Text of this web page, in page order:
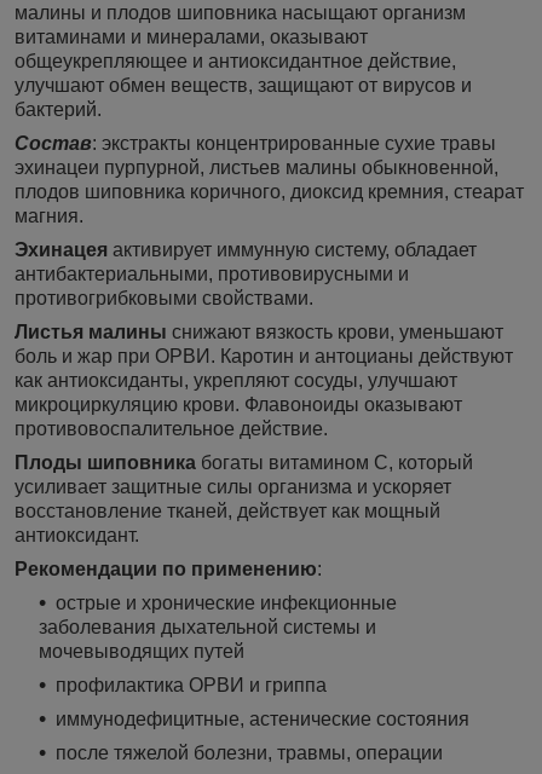
малины и плодов шиповника насыщают организм
витаминами и минералами, оказывают
общеукрепляющее и антиоксидантное действие,
улучшают обмен веществ, защищают от вирусов и
бактерий.
Состав: экстракты концентрированные сухие травы
эхинацеи пурпурной, листьев малины обыкновенной,
плодов шиповника коричного, диоксид кремния, стеарат
магния.
Эхинацея активирует иммунную систему, обладает
антибактериальными, противовирусными и
противогрибковыми свойствами.
Листья малины снижают вязкость крови, уменьшают
боль и жар при ОРВИ. Каротин и антоцианы действуют
как антиоксиданты, укрепляют сосуды, улучшают
микроциркуляцию крови. Флавоноиды оказывают
противовоспалительное действие.
Плоды шиповника богаты витамином C, который
усиливает защитные силы организма и ускоряет
восстановление тканей, действует как мощный
антиоксидант.
Рекомендации по применению:
острые и хронические инфекционные
заболевания дыхательной системы и
мочевыводящих путей
профилактика ОРВИ и гриппа
иммунодефицитные, астенические состояния
после тяжелой болезни, травмы, операции